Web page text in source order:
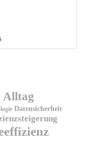
Alltag
Datensicherheit